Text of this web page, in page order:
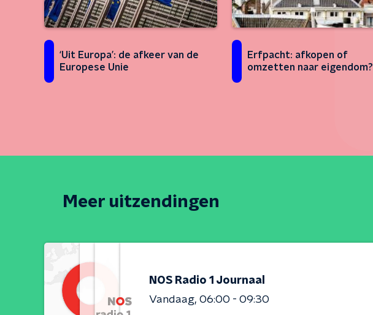
‘Uit Europa’: de afkeer van de
Europese Unie
Erfpacht: afkopen of
omzetten naar eigendom?
Meer uitzendingen
NOS Radio 1 Journaal
Vandaag 06:00 - 09:30